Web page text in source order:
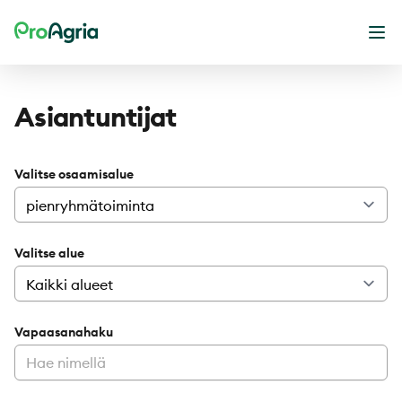
ProAgria
Asiantuntijat
Valitse osaamisalue
Valitse alue
Vapaasanahaku